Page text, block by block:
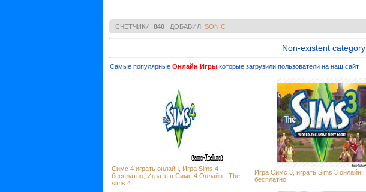
СЧЕТЧИКИ: 840 | ДОБАВИЛ: SONIC
Non-existent category
Самые популярные Онлайн Игры которые загрузили пользователи на наш сайт.
Симс 4 играть онлайн, Игра Sims 4
бесплатно, Играть в Симс 4 Онлайн - The
sims 4.
Игра Симс 3, играть Sims 3 онлайн
бесплатно.